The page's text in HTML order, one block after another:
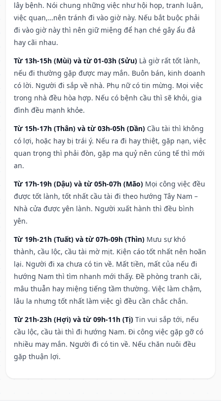
lây bệnh. Nói chung những việc như hội họp, tranh luận,
việc quan,…nên tránh đi vào giờ này. Nếu bắt buộc phải
đi vào giờ này thì nên giữ miệng để hạn ché gây ẩu đả
hay cãi nhau.
Từ 13h-15h (Mùi) và từ 01-03h (Sửu) Là giờ rất tốt lành,
nếu đi thường gặp được may mắn. Buôn bán, kinh doanh
có lời. Người đi sắp về nhà. Phụ nữ có tin mừng. Mọi việc
trong nhà đều hòa hợp. Nếu có bệnh cầu thì sẽ khỏi, gia
đình đều mạnh khỏe.
Từ 15h-17h (Thân) và từ 03h-05h (Dần) Cầu tài thì không
có lợi, hoặc hay bị trái ý. Nếu ra đi hay thiệt, gặp nạn, việc
quan trọng thì phải đòn, gặp ma quỷ nên cúng tế thì mới
an.
Từ 17h-19h (Dậu) và từ 05h-07h (Mão) Mọi công việc đều
được tốt lành, tốt nhất cầu tài đi theo hướng Tây Nam –
Nhà cửa được yên lành. Người xuất hành thì đều bình
yên.
Từ 19h-21h (Tuất) và từ 07h-09h (Thìn) Mưu sự khó
thành, cầu lộc, cầu tài mờ mịt. Kiện cáo tốt nhất nên hoãn
lại. Người đi xa chưa có tin về. Mất tiền, mất của nếu đi
hướng Nam thì tìm nhanh mới thấy. Đề phòng tranh cãi,
mâu thuẫn hay miệng tiếng tầm thường. Việc làm chậm,
lâu la nhưng tốt nhất làm việc gì đều cần chắc chắn.
Từ 21h-23h (Hợi) và từ 09h-11h (Tị) Tin vui sắp tới, nếu
cầu lộc, cầu tài thì đi hướng Nam. Đi công việc gặp gỡ có
nhiều may mắn. Người đi có tin về. Nếu chăn nuôi đều
gặp thuận lợi.